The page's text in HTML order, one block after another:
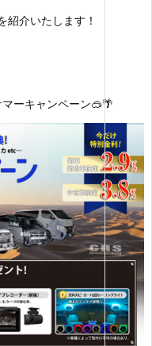
紹介いたします！
ーキャンペーン🥽🌴